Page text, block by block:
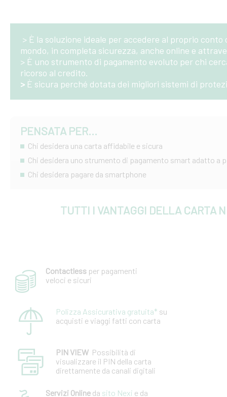
> È la soluzione ideale per accedere al proprio
mondo, in completa sicurezza, anche online e
> È uno strumento di pagamento evoluto per chi
ricorso al credito.
> È sicura perché dotata dei migliori sistemi di
PENSATA PER...
Chi desidera una carta affidabile e sicura
Chi desidera uno strumento di pagamento smart adatto a
Chi desidera pagare da smartphone
TUTTI I VANTAGGI DELLA CARTA
Contactless per pagamenti
veloci e sicuri
Polizza Assicurativa gratuita* su
acquisti e viaggi fatti con carta
PIN VIEW Possibilità di
visualizzare il PIN della carta
diretta­mente da canali digitali
Servizi Online da sito Nexi e da